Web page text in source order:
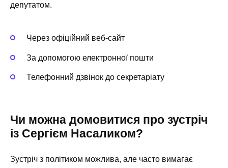
депутатом.
Через офіційний веб-сайт
За допомогою електронної пошти
Телефонний дзвінок до секретаріату
Чи можна домовитися про зустріч
із Сергієм Насаликом?
Зустріч з політиком можлива, але часто вимагає